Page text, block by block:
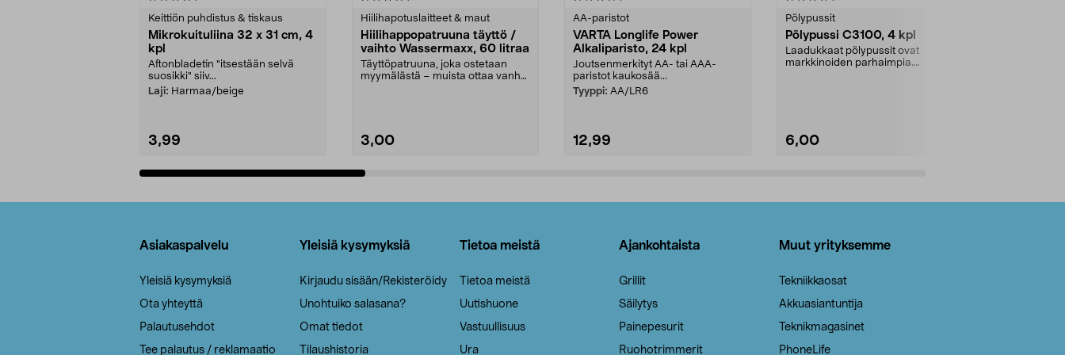
Keittiön puhdistus & tiskaus
Mikrokuituliina 32 x 31 cm, 4
kpl
Aftonbladetin "itsestään selvä
suosikki" siiv...
Laji: Harmaa/beige
3,99
Hiilihapotuslaitteet & maut
Hiilihappopatruuna täyttö /
vaihto Wassermaxx, 60 litraa
Täyttöpatruuna, joka ostetaan
myymälästä – muista ottaa vanha
3,00
AA-paristot
VARTA Longlife Power
Alkaliparisto, 24 kpl
Joutsenmerkityt AA- tai AAA-
paristot kaukosää...
Tyyppi: AA/LR6
12,99
Pölypussit
Pölypussi C3100, 4 kpl
Laadukkaat pölypussit ovat
markkinoiden parhaimpia.
6,00
Asiakaspalvelu
Yleisiä kysymyksiä
Ota yhteyttä
Palautusehdot
Tee palautus / reklamaatio
Yleisiä kysymyksiä
Kirjaudu sisään/Rekisteröidy
Unohtuiko salasana?
Omat tiedot
Tilaushistoria
Tietoa meistä
Tietoa meistä
Uutishuone
Vastuullisuus
Ura
Ajankohtaista
Grillit
Säilytys
Painepesurit
Ruohotrimmerit
Muut yrityksemme
Tekniikkaosat
Akkuasiantuntija
Teknikmagasinet
PhoneLife